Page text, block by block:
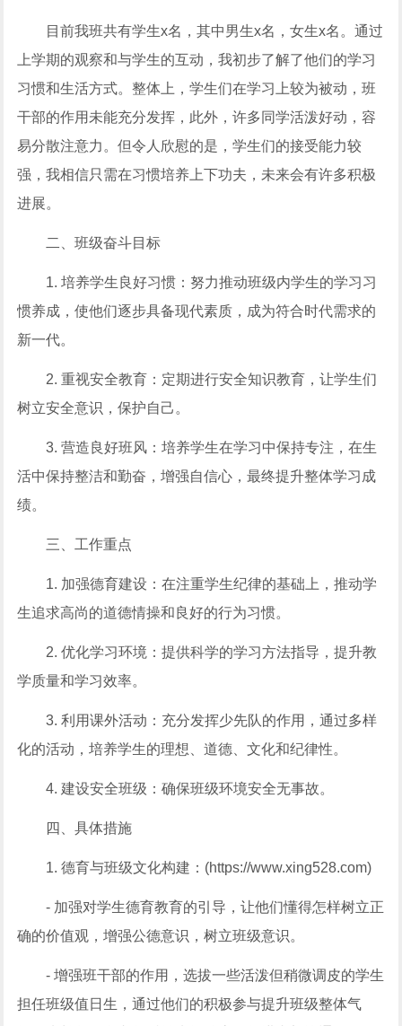
目前我班共有学生x名，其中男生x名，女生x名。通过
上学期的观察和与学生的互动，我初步了解了他们的学习
习惯和生活方式。整体上，学生们在学习上较为被动，班
干部的作用未能充分发挥，此外，许多同学活泼好动，容
易分散注意力。但令人欣慰的是，学生们的接受能力较
强，我相信只需在习惯培养上下功夫，未来会有许多积极
进展。
二、班级奋斗目标
1. 培养学生良好习惯：努力推动班级内学生的学习习
惯养成，使他们逐步具备现代素质，成为符合时代需求的
新一代。
2. 重视安全教育：定期进行安全知识教育，让学生们
树立安全意识，保护自己。
3. 营造良好班风：培养学生在学习中保持专注，在生
活中保持整洁和勤奋，增强自信心，最终提升整体学习成
绩。
三、工作重点
1. 加强德育建设：在注重学生纪律的基础上，推动学
生追求高尚的道德情操和良好的行为习惯。
2. 优化学习环境：提供科学的学习方法指导，提升教
学质量和学习效率。
3. 利用课外活动：充分发挥少先队的作用，通过多样
化的活动，培养学生的理想、道德、文化和纪律性。
4. 建设安全班级：确保班级环境安全无事故。
四、具体措施
1. 德育与班级文化构建：(https://www.xing528.com)
- 加强对学生德育教育的引导，让他们懂得怎样树立正
确的价值观，增强公德意识，树立班级意识。
- 增强班干部的作用，选拔一些活泼但稍微调皮的学生
担任班级值日生，通过他们的积极参与提升班级整体气